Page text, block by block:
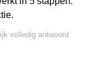
volledig antwoord